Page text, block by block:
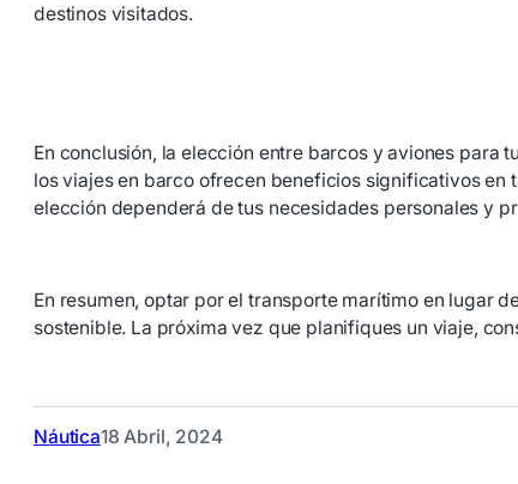
destinos visitados.
En conclusión, la elección entre barcos y aviones para
los viajes en barco ofrecen beneficios significativos en
elección dependerá de tus necesidades personales y
En resumen, optar por el transporte marítimo en lugar
sostenible. La próxima vez que planifiques un viaje,
Náutica18 Abril, 2024